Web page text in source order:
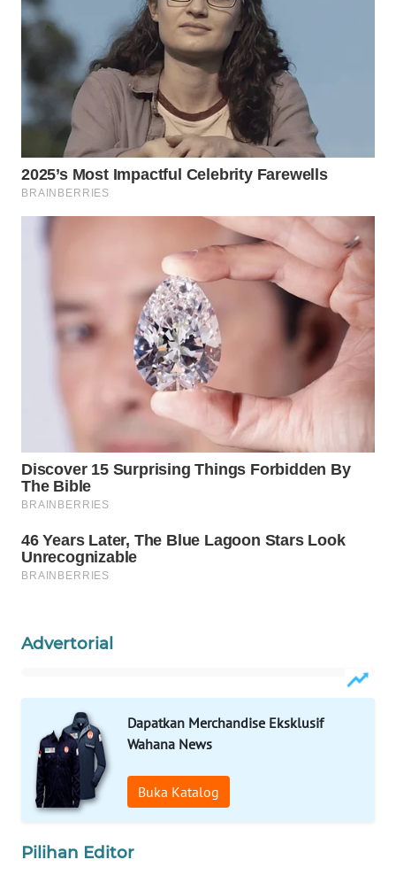
Advertorial
Dapatkan Merchandise Eksklusif
Wahana News
Buka Katalog
Pilihan Editor
WAHANA
HEALTH
WAHANA
DESA
WISATA
LAPAK
WAHANA
KONSUMEN
LISTRIK
KELISTRIKAN
WALINKI
ID
ID
PLN
LPKKI
LKKI
KOPEKLIN